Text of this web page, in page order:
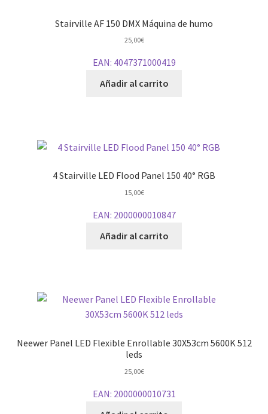
Stairville AF 150 DMX Máquina de humo
25,00€
EAN: 4047371000419
Añadir al carrito
4 Stairville LED Flood Panel 150 40° RGB
15,00€
EAN: 2000000010847
Añadir al carrito
Neewer Panel LED Flexible Enrollable 30X53cm 5600K 512
leds
25,00€
EAN: 2000000010731